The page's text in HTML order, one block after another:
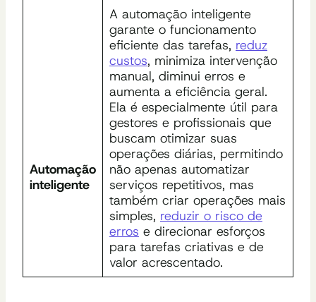
Automação
inteligente
A automação inteligente
garante o funcionamento
eficiente das tarefas, reduz
custos, minimiza intervenção
manual, diminui erros e
aumenta a eficiência geral.
Ela é especialmente útil para
gestores e profissionais que
buscam otimizar suas
operações diárias, permitindo
não apenas automatizar
serviços repetitivos, mas
também criar operações mais
simples, reduzir o risco de
erros e direcionar esforços
para tarefas criativas e de
valor acrescentado.